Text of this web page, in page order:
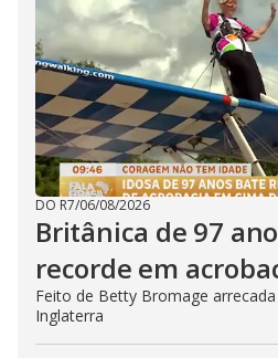
DO R7/06/08/2026
Britânica de 97
recorde em
Feito de Betty Bromage
Inglaterra